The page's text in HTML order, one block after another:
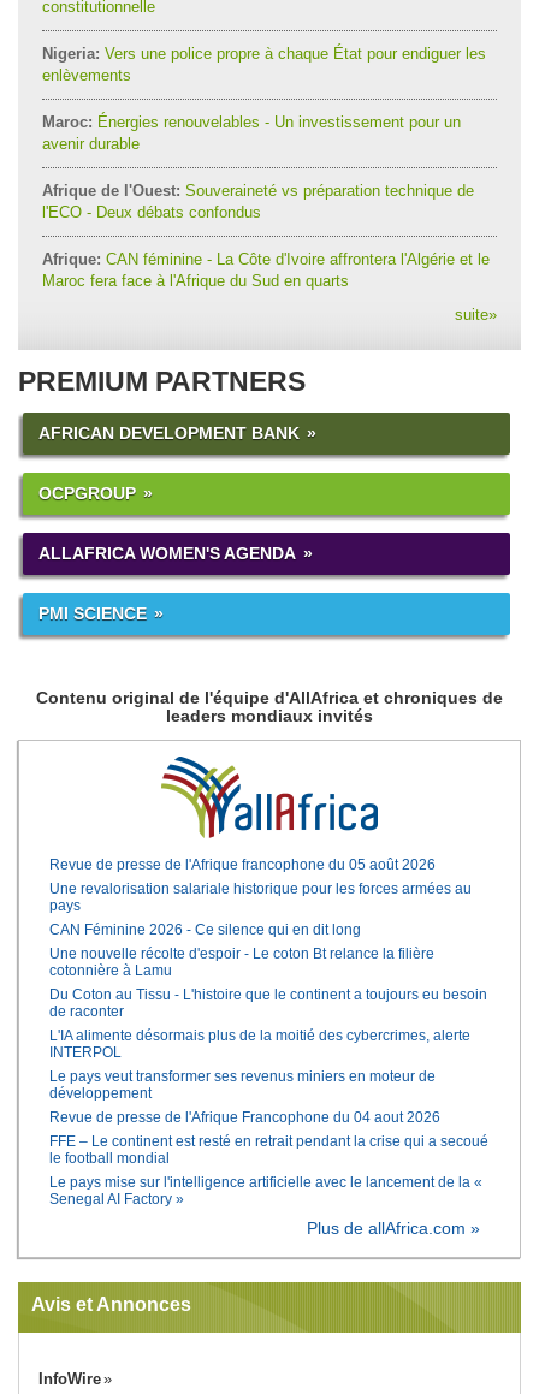
constitutionnelle
Nigeria: Vers une police propre à chaque État pour endiguer les
enlèvements
Maroc: Énergies renouvelables - Un investissement pour un
avenir durable
Afrique de l'Ouest: Souveraineté vs préparation technique de
l'ECO - Deux débats confondus
Afrique: CAN féminine - La Côte d'Ivoire affrontera l'Algérie et le
Maroc fera face à l'Afrique du Sud en quarts
suite»
PREMIUM PARTNERS
AFRICAN DEVELOPMENT BANK
OCPGROUP
ALLAFRICA WOMEN'S AGENDA
PMI SCIENCE
Contenu original de l'équipe d'AllAfrica et chroniques de
leaders mondiaux invités
Revue de presse de l'Afrique francophone du 05 août 2026
Une revalorisation salariale historique pour les forces armées au
pays
CAN Féminine 2026 - Ce silence qui en dit long
Une nouvelle récolte d'espoir - Le coton Bt relance la filière
cotonnière à Lamu
Du Coton au Tissu - L'histoire que le continent a toujours eu besoin
de raconter
L'IA alimente désormais plus de la moitié des cybercrimes, alerte
INTERPOL
Le pays veut transformer ses revenus miniers en moteur de
développement
Revue de presse de l'Afrique Francophone du 04 aout 2026
FFE – Le continent est resté en retrait pendant la crise qui a secoué
le football mondial
Le pays mise sur l'intelligence artificielle avec le lancement de la «
Senegal AI Factory »
Plus de allAfrica.com »
Avis et Annonces
InfoWire